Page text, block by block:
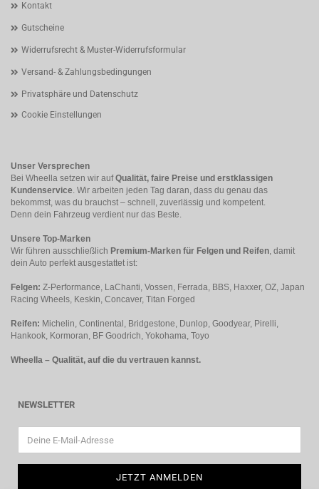
Kontakt
Gutscheine
Widerrufsrecht & Muster-Widerrufsformular
Versand- & Zahlungsbedingungen
Privatsphäre und Datenschutz
Cookie Einstellungen
Unser Versprechen
Bei Wheella setzen wir aufQualität, faire Preise und erstklassigen
Kundenservice. Wir arbeiten jeden Tag daran, dass du genau das
bekommst, was du brauchst – schnell, zuverlässig und kompetent.
Denn dein Fahrzeug verdient nur das Beste.
Unsere Top-Marken
Wir führen ausschließlich Premium-Marken für Felgen und Reifen, damit
dein Auto perfekt ausgestattet ist:
Felgen: Z-Performance, LaChanti, Vossen, Ferrada, BBS, Haxxer, OZ, Japan
Racing Wheels, Keskin, Concaver, Titan Forged
Reifen: Michelin, Continental, Bridgestone, Dunlop, Goodyear, Pirelli,
Hankook, Kormoran, BF Goodrich, Yokohama, Toyo
Wheella – Qualität, auf die du vertrauen kannst.
NEWSLETTER